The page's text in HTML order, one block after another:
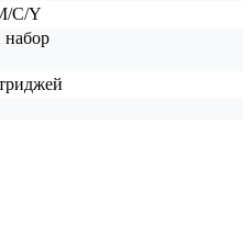
C/Y
нaбор